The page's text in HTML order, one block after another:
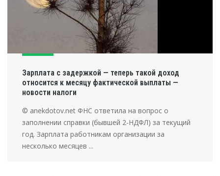
Зарплата с задержкой — теперь такой доход
относится к месяцу фактической выплаты —
новости налоги
© anekdotov.net ФНС ответила на вопрос о
заполнении справки (бывшей 2-НДФЛ) за текущий
год. Зарплата работникам организации за
несколько месяцев ...